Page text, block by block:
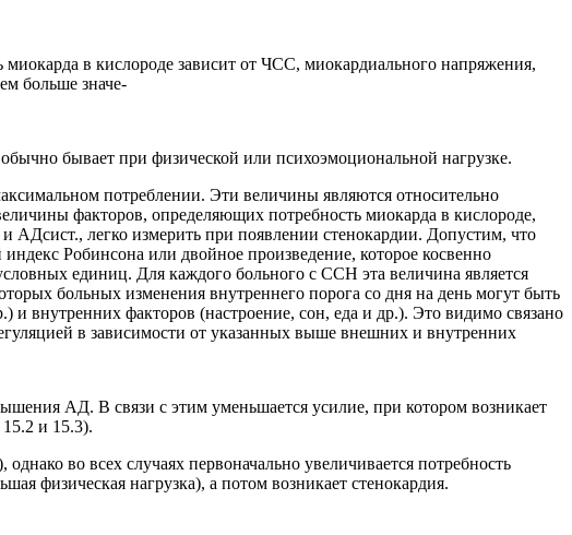
миокарда в кислороде зависит от ЧСС, миокардиального напряжения,
больше значе-
бывает при физической или психоэмоциональной нагрузке.
потреблении. Эти величины являются относительно
факторов, определяющих потребность миокарда в кислороде,
легко измерить при появлении стенокардии. Допустим, что
Робинсона или двойное произведение, которое косвенно
единиц. Для каждого больного с ССН эта величина является
больных изменения внутреннего порога со дня на день могут быть
и внутренних факторов (настроение, сон, еда и др.). Это видимо связано
в зависимости от указанных выше внешних и внутренних
АД. В связи с этим уменьшается усилие, при котором возникает
и 15.3).
во всех случаях первоначально увеличивается потребность
физическая нагрузка), а потом возникает стенокардия.